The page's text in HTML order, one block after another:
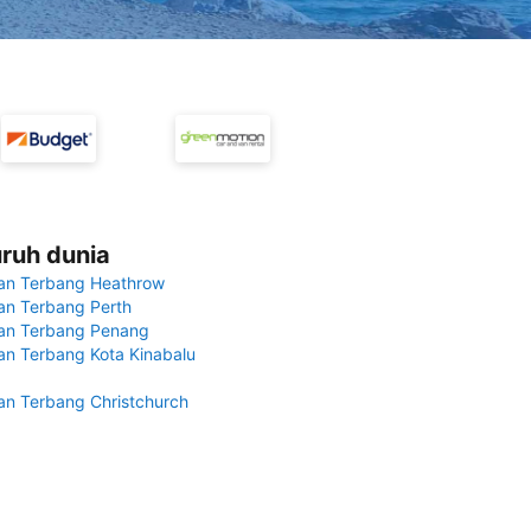
dunia
Terbang Heathrow
Terbang Perth
Terbang Penang
Terbang Kota Kinabalu
Terbang Christchurch